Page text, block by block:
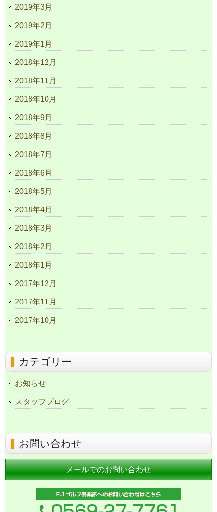
2019年3月
2019年2月
2019年1月
2018年12月
2018年11月
2018年10月
2018年9月
2018年8月
2018年7月
2018年6月
2018年5月
2018年4月
2018年3月
2018年2月
2018年1月
2017年12月
2017年11月
2017年10月
カテゴリー
お知らせ
スタッフブログ
お問い合わせ
メールでのお問い合わせ